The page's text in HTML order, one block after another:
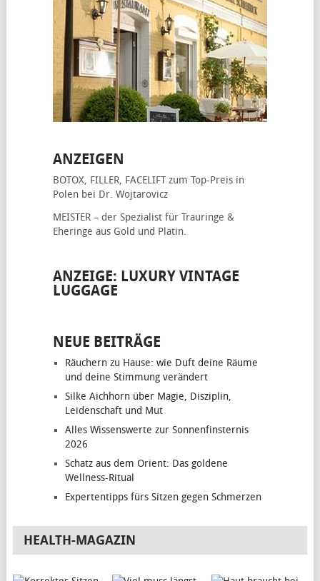
ANZEIGEN
BOTOX, FILLER, FACELIFTzum Top-Preis in
Polen bei Dr. Wojtarovicz
MEISTER – der Spezialist für Trauringe &
Eheringe aus Gold und Platin.
ANZEIGE: LUXURY VINTAGE
LUGGAGE
NEUE BEITRÄGE
Räuchern zu Hause: wie Duft deine Räume
und deine Stimmung verändert
Silke Aichhorn über Magie, Disziplin,
Leidenschaft und Mut
Alles Wissenswerte zur Sonnenfinsternis
2026
Schatz aus dem Orient: Das goldene
Wellness-Ritual
Expertentipps fürs Sitzen gegen Schmerzen
HEALTH-MAGAZIN